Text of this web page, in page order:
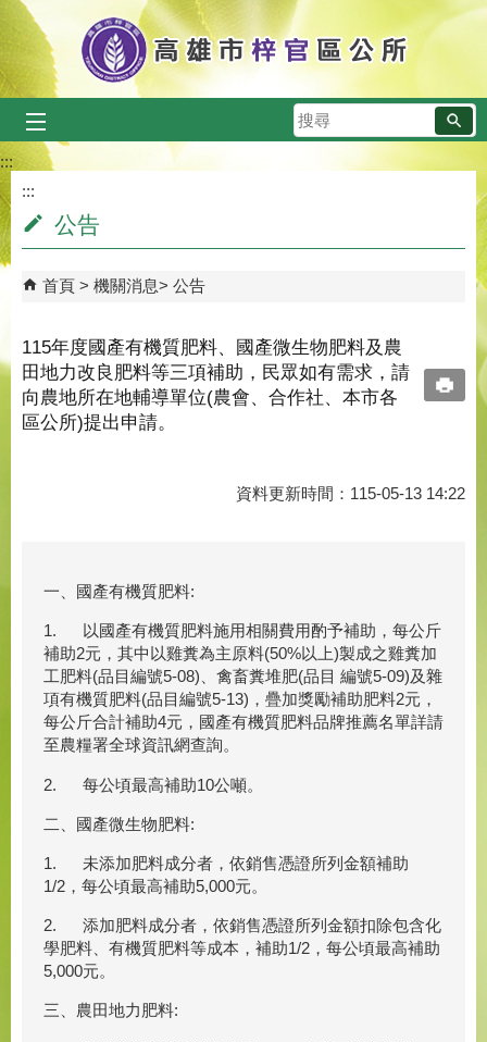
跳到主要內容區塊
搜
尋
:::
:::
公告
首頁 機關消息 公告
115年度國產有機質肥料、國產微生物肥料及農
田地力改良肥料等三項補助，民眾如有需求，請
向農地所在地輔導單位(農會、合作社、本市各
區公所)提出申請。
資料更新時間：115-05-13 14:22
一、國產有機質肥料:
1. 以國產有機質肥料施用相關費用酌予補助，每公斤
補助2元，其中以雞糞為主原料(50%以上)製成之雞糞加
工肥料(品目編號5-08)、禽畜糞堆肥(品目 編號5-09)及雜
項有機質肥料(品目編號5-13)，疊加獎勵補助肥料2元，
每公斤合計補助4元，國產有機質肥料品牌推薦名單詳請
至農糧署全球資訊網查詢。
2. 每公頃最高補助10公噸。
二、國產微生物肥料:
1. 未添加肥料成分者，依銷售憑證所列金額補助
1/2，每公頃最高補助5,000元。
2. 添加肥料成分者，依銷售憑證所列金額扣除包含化
學肥料、有機質肥料等成本，補助1/2，每公頃最高補助
5,000元。
三、農田地力肥料: